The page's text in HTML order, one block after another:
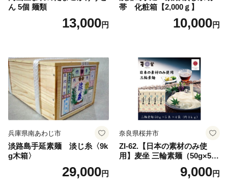
ん 5個 麺類
13,000円
帯 化粧箱【2,000ｇ】
10,000円
兵庫県南あわじ市
淡路島手延素麺 淡じ糸〈9k
g木箱〉
29,000円
奈良県桜井市
ZI-62.【日本の素材のみ使
用】麦坐 三輪素麺（50g×5束
9,000円